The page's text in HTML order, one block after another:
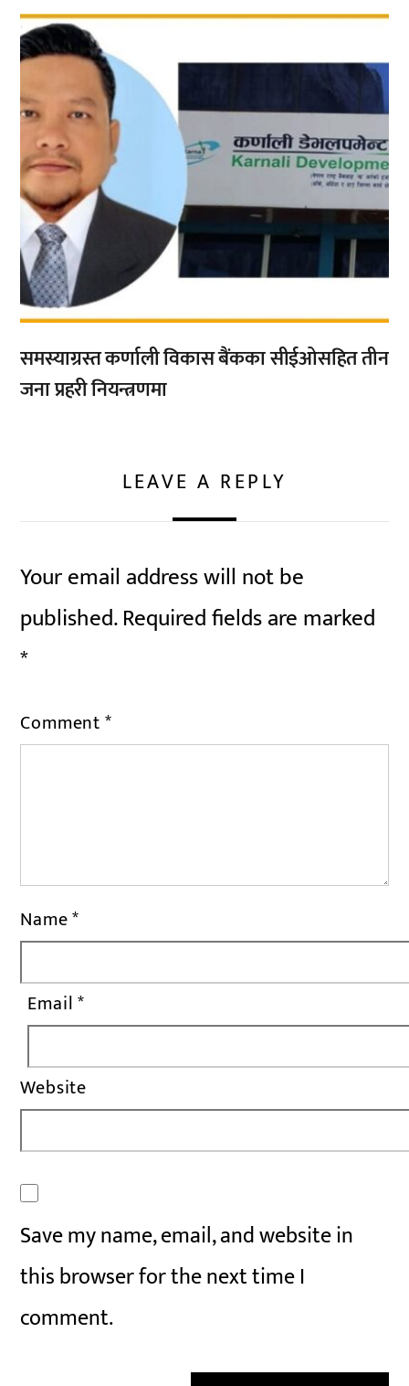
,
समस्याग्रस्त कर्णाली विकास बैंकका सीईओसहित तीन
जना प्रहरी नियन्त्रणमा
LEAVE A REPLY
Your email address will not be
published.Required fields are marked
*
Comment*
Name*
Email*
Website
Save my name, email, and website in
this browser for the next time I
comment.